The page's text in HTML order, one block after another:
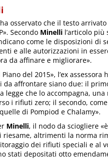
ha osservato che il testo
Secondo Minelli l’articolo
come le disposizioni di
e alle autorizzazioni in
da affinare e migliorare».
del 2015», l’ex
affrontare siano due: il
legge che lo accompagna,
i rifiuti zero; il secondo,
di Pompiod e Chalamy».
Minelli, il nodo da sciogliere
riesame, altrimenti la norma
dei rifiuti speciali e al
stati depositati otto